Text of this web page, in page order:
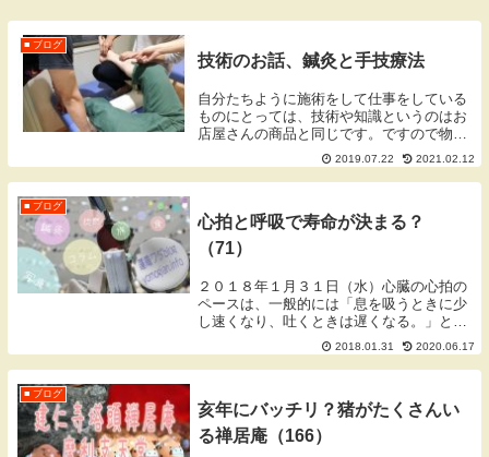
■ ブログ
技術のお話、鍼灸と手技療法
自分たちように施術をして仕事をしている
ものにとっては、技術や知識というのはお
店屋さんの商品と同じです。ですので物と
しての実態のない施術でも、その対価とし
てお金を頂くことができます。
2019.07.22 2021.02.12
■ ブログ
心拍と呼吸で寿命が決まる？
（71）
２０１８年１月３１日（水）心臓の心拍の
ペースは、一般的には「息を吸うときに少
し速くなり、吐くときは遅くなる。」と言
われています。このように心拍と呼吸は密
接に関係しています。ですので、呼吸が浅
い人や呼吸が速い人は通常の人よりも心臓
2018.01.31 2020.06.17
■ ブログ
亥年にバッチリ？猪がたくさんい
る禅居庵（166）